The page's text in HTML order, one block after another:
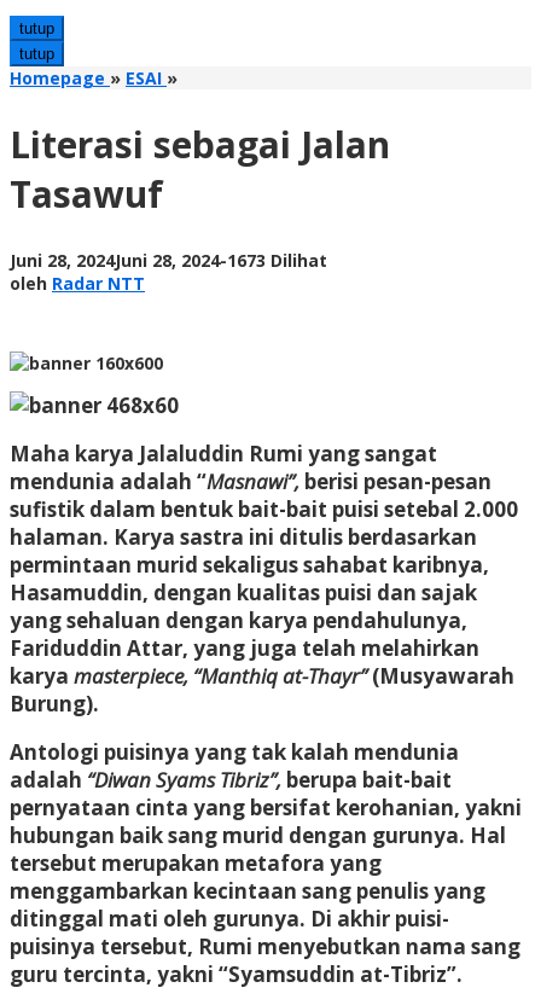
tutup
tutup
Homepage » ESAI »Literasi
Tasawuf
Literasi sebagai Jalan
Tasawuf
Juni 28, 2024Juni 28, 2024oleh
-1673 Dilihat
oleh Radar NTT
Maha karya Jalaluddin Rumi yang sangat
mendunia adalah “Masnawi”, berisi pesan-pesan
sufistik dalam bentuk bait-bait puisi setebal 2.000
halaman. Karya sastra ini ditulis berdasarkan
permintaan murid sekaligus sahabat karibnya,
Hasamuddin, dengan kualitas puisi dan sajak
yang sehaluan dengan karya pendahulunya,
Fariduddin Attar, yang juga telah melahirkan
karya masterpiece, “Manthiq at-Thayr”(Musyawarah
Burung).
Antologi puisinya yang tak kalah mendunia
adalah “Diwan Syams Tibriz”, berupa bait-bait
pernyataan cinta yang bersifat kerohanian, yakni
hubungan baik sang murid dengan gurunya. Hal
tersebut merupakan metafora yang
menggambarkan kecintaan sang penulis yang
ditinggal mati oleh gurunya. Di akhir puisi-
puisinya tersebut, Rumi menyebutkan nama sang
guru tercinta, yakni “Syamsuddin at-Tibriz”.